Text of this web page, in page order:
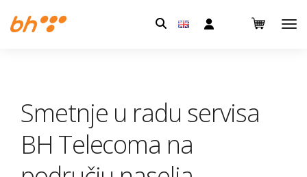
Pretraga:
Smetnje u radu servisa
BH Telecoma na